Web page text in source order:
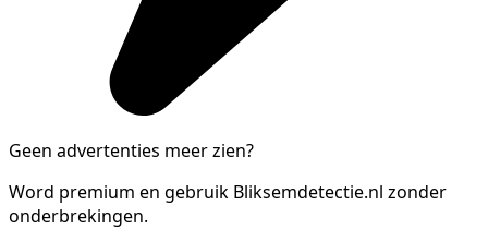
Geen advertenties meer zien?
Word premium en gebruik Bliksemdetectie.nl zonder
onderbrekingen.